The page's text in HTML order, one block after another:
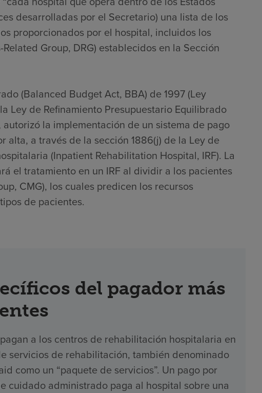
desarrolladas por el Secretario) una lista de los
proporcionados por el hospital, incluidos los
Group, DRG) establecidos en la Sección
(Balanced Budget Act, BBA) de 1997 (Ley
Ley de Refinamiento Presupuestario Equilibrado
la implementación de un sistema de pago
alta, a través de la sección 1886(j) de la Ley de
(Inpatient Rehabilitation Hospital, IRF). La
el tratamiento en un IRF al dividir a los pacientes
CMG), los cuales predicen los recursos
de pacientes.
del pagador más
a los centros de rehabilitación hospitalaria en
servicios de rehabilitación, también denominado
como un “paquete de servicios”. Un pago por
cuidado administrado paga al hospital sobre una